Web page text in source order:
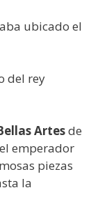
ubicado el
Artesde
emperador
piezas
la